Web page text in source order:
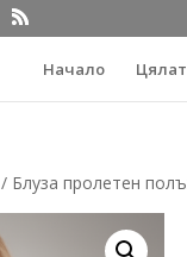
Начало
/ Блуза пролетен